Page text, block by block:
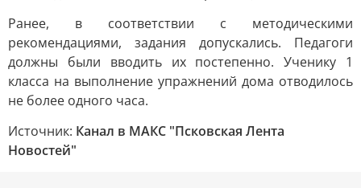
Ранее, в соответствии с методическими
рекомендациями, задания допускались. Педагоги
должны были вводить их постепенно. Ученику 1
класса на выполнение упражнений дома отводилось
не более одного часа.
Источник: Канал в МАКС "Псковская Лента
Новостей"